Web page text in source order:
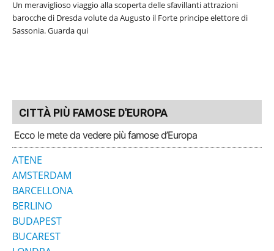
Un meraviglioso viaggio alla scoperta delle sfavillanti attrazioni
barocche di Dresda volute da Augusto il Forte principe elettore di
Sassonia. Guarda qui
CITTÀ PIÙ FAMOSE D'EUROPA
Ecco le mete da vedere più famose d’Europa
ATENE
AMSTERDAM
BARCELLONA
BERLINO
BUDAPEST
BUCAREST